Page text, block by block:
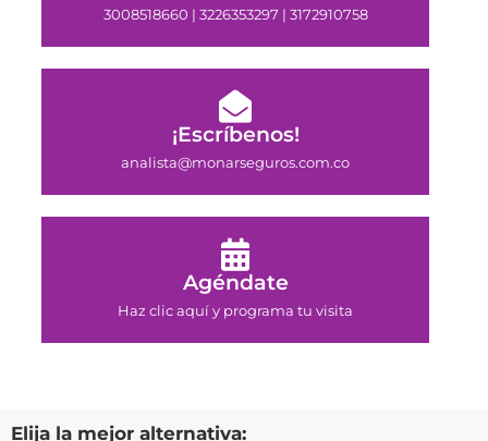
3008518660 | 3226353297 | 3172910758
¡Escríbenos!
analista@monarseguros.com.co
Agéndate
Haz clic aquí y programa tu visita
Elija la mejor alternativa: